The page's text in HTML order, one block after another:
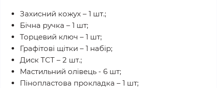
Захисний кожух – 1 шт.;
Бічна ручка – 1 шт;
Торцевий ключ – 1 шт;
Графітові щітки – 1 набір;
Диск TCT – 2 шт.;
Мастильний олівець - 6 шт;
Пінопластова прокладка – 1 шт;